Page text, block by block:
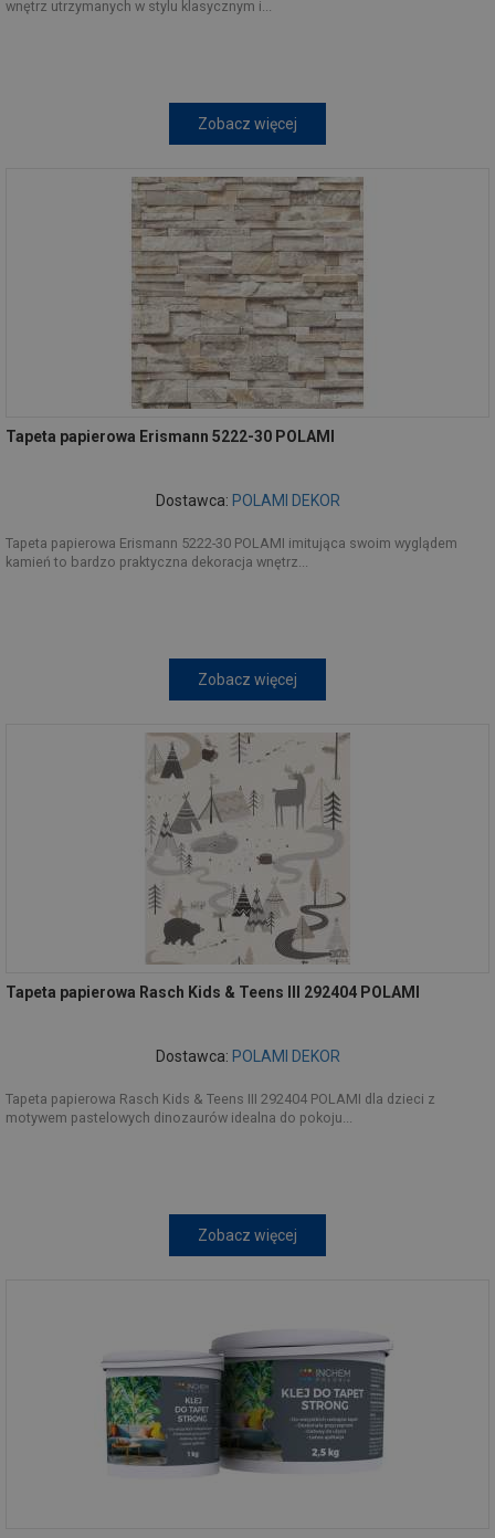
wnętrz utrzymanych w stylu klasycznym i...
Zobacz więcej
Tapeta papierowa Erismann 5222-30 POLAMI
Dostawca: POLAMI DEKOR
Tapeta papierowa Erismann 5222-30 POLAMI imitująca swoim wyglądem
kamień to bardzo praktyczna dekoracja wnętrz...
Zobacz więcej
Tapeta papierowa Rasch Kids & Teens III 292404 POLAMI
Dostawca: POLAMI DEKOR
Tapeta papierowa Rasch Kids & Teens III 292404 POLAMI dla dzieci z
motywem pastelowych dinozaurów idealna do pokoju...
Zobacz więcej